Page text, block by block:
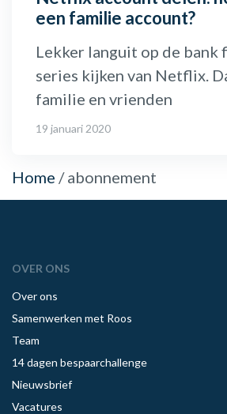
een familie account?
Lekker languit op de bank
series kijken van Netflix.
familie en vrienden
19 januari 2020
Home /abonnement
OVER ONS
Over ons
Samenwerken met Roos
Team
14 dagen bespaarchallenge
Nieuwsbrief
Vacatures